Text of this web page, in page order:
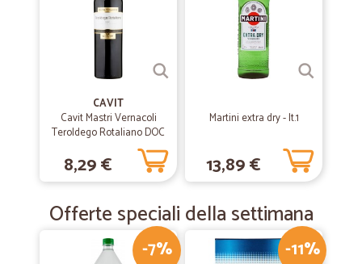
CAVIT
Cavit Mastri Vernacoli
Teroldego Rotaliano DOC
8,29 €
Martini extra dry - lt.1
13,89 €
Offerte speciali della settimana
-7% -11%